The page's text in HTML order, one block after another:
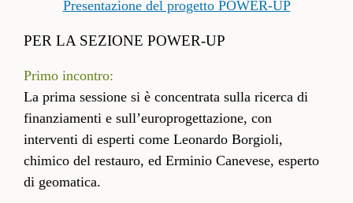
Presentazione del progetto POWER-UP
PER LA SEZIONE POWER-UP
Primo incontro:
La prima sessione si è concentrata sulla ricerca di
finanziamenti e sull’europrogettazione, con
interventi di esperti come Leonardo Borgioli,
chimico del restauro, ed Erminio Canevese, esperto
di geomatica.